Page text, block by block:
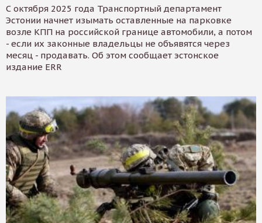
С октября 2025 года Транспортный департамент
Эстонии начнет изымать оставленные на парковке
возле КПП на российской границе автомобили, а потом
- если их законные владельцы не объявятся через
месяц - продавать. Об этом сообщает эстонское
издание ERR